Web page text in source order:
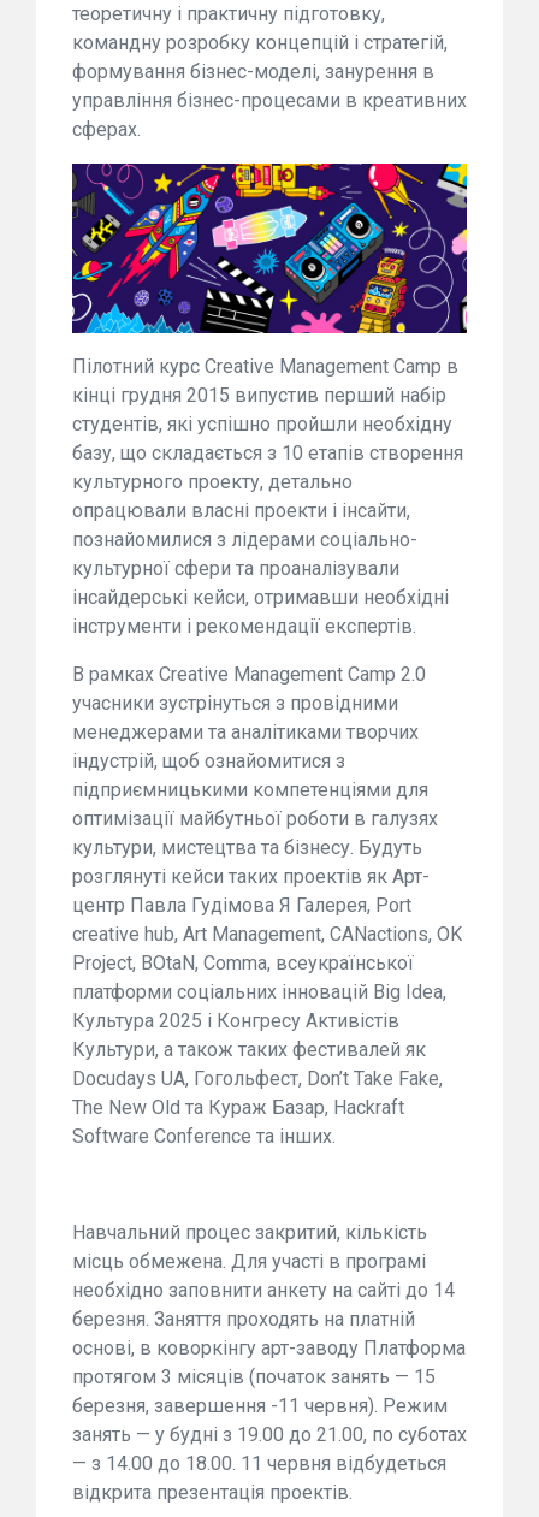
теоретичну і практичну підготовку,
командну розробку концепцій і стратегій,
формування бізнес-моделі, занурення в
управління бізнес-процесами в креативних
сферах.
Пілотний курс Creative Management Camp в
кінці грудня 2015 випустив перший набір
студентів, які успішно пройшли необхідну
базу, що складається з 10 етапів створення
культурного проекту, детально
опрацювали власні проекти і інсайти,
познайомилися з лідерами соціально-
культурної сфери та проаналізували
інсайдерські кейси, отримавши необхідні
інструменти і рекомендації експертів.
В рамках Creative Management Camp 2.0
учасники зустрінуться з провідними
менеджерами та аналітиками творчих
індустрій, щоб ознайомитися з
підприємницькими компетенціями для
оптимізації майбутньої роботи в галузях
культури, мистецтва та бізнесу. Будуть
розглянуті кейси таких проектів як Арт-
центр Павла Гудімова Я Галерея, Port
creative hub, Art Management, CANactions, OK
Project, BOtaN, Comma, всеукраїнської
платформи соціальних інновацій Big Idea,
Культура 2025 і Конгресу Активістів
Культури, а також таких фестивалей як
Docudays UA, Гогольфест, Don’t Take Fake,
The New Old та Кураж Базар, Hackraft
Software Conference та інших.
Навчальний процес закритий, кількість
місць обмежена. Для участі в програмі
необхідно заповнити анкету на сайті до 14
березня. Заняття проходять на платній
основі, в коворкінгу арт-заводу Платформа
протягом 3 місяців (початок занять — 15
березня, завершення -11 червня). Режим
занять — у будні з 19.00 до 21.00, по суботах
— з 14.00 до 18.00. 11 червня відбудеться
відкрита презентація проектів.